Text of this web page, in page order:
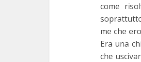
come
me che
Era una
che